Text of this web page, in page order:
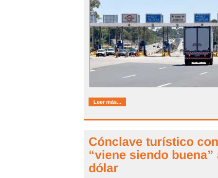
Leer más...
Cónclave turístico
“viene siendo
dólar